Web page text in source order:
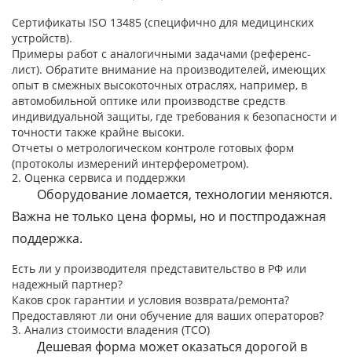
Сертификаты ISO 13485 (специфично для медицинских
устройств).
Примеры работ с аналогичными задачами (референс-
лист). Обратите внимание на производителей, имеющих
опыт в смежных высокоточных отраслях, например, в
автомобильной оптике или производстве средств
индивидуальной защиты, где требования к безопасности и
точности также крайне высоки.
Отчеты о метрологическом контроле готовых форм
(протоколы измерений интерферометром).
2. Оценка сервиса и поддержки
Оборудование ломается, технологии меняются.
Важна не только цена формы, но и постпродажная
поддержка.
Есть ли у производителя представительство в РФ или
надежный партнер?
Каков срок гарантии и условия возврата/ремонта?
Предоставляют ли они обучение для ваших операторов?
3. Анализ стоимости владения (TCO)
Дешевая форма может оказаться дорогой в